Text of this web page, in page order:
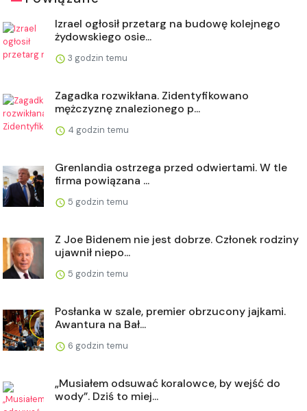
Izrael ogłosił przetarg na budowę kolejnego
żydowskiego osie...
3 godzin temu
Zagadka rozwikłana. Zidentyfikowano
mężczyznę znalezionego p...
4 godzin temu
Grenlandia ostrzega przed odwiertami. W tle
firma powiązana ...
5 godzin temu
Z Joe Bidenem nie jest dobrze. Członek rodziny
ujawnił niepo...
5 godzin temu
Posłanka w szale, premier obrzucony jajkami.
Awantura na Bał...
6 godzin temu
„Musiałem odsuwać koralowce, by wejść do
wody”. Dziś to miej...